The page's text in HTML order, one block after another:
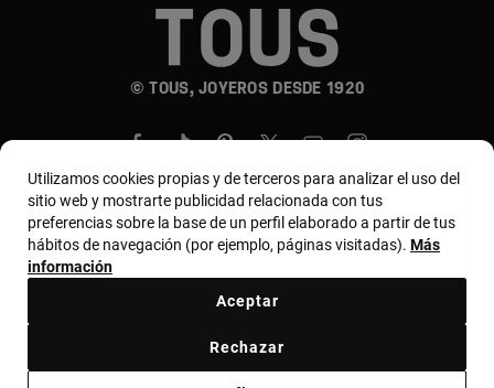
© TOUS, JOYEROS DESDE 1920
País y moneda:Costa Rica / US Dollar
Utilizamos cookies propias y de terceros para analizar el uso del
sitio web y mostrarte publicidad relacionada con tus
preferencias sobre la base de un perfil elaborado a partir de tus
hábitos de navegación (por ejemplo, páginas visitadas). Más
información
Rechazar
Aceptar